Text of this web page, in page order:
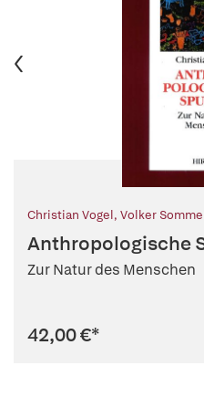
Christian Vogel, Volker
Anthropologische
Zur Natur des Menschen
42,00 €*